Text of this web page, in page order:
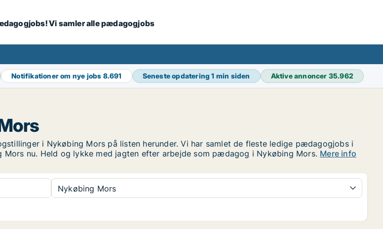
Vi samler alle pædagogjobs
Notifikationer om nye jobs 8.691 Seneste opdatering1 min siden Aktive annoncer 35.962
i Nykøbing Mors på listen herunder. Vi har samlet de fleste ledige pædagogjobs i
nu. Held og lykke med jagten efter arbejde som pædagog i Nykøbing Mors. Mere info
Nykøbing Mors